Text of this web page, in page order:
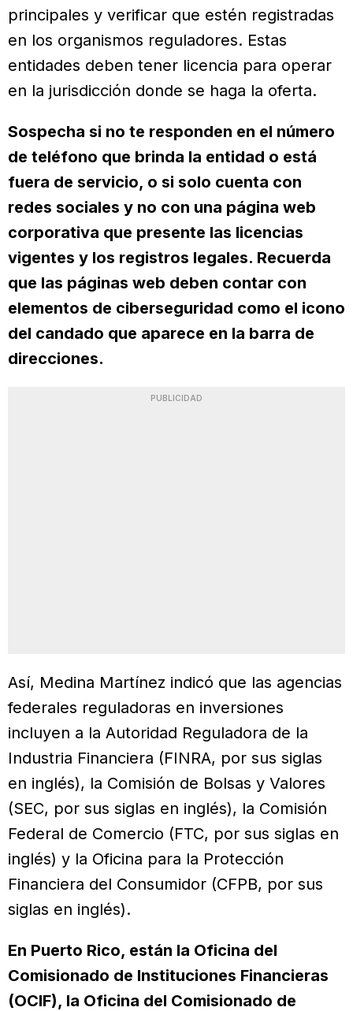
principales y verificar que estén registradas
en los organismos reguladores. Estas
entidades deben tener licencia para operar
en la jurisdicción donde se haga la oferta.
Sospecha si no te responden en el número
de teléfono que brinda la entidad o está
fuera de servicio, o si solo cuenta con
redes sociales y no con una página web
corporativa que presente las licencias
vigentes y los registros legales. Recuerda
que las páginas web deben contar con
elementos de ciberseguridad como el icono
del candado que aparece en la barra de
direcciones.
PUBLICIDAD
Así, Medina Martínez indicó que las agencias
federales reguladoras en inversiones
incluyen a la Autoridad Reguladora de la
Industria Financiera (FINRA, por sus siglas
en inglés), la Comisión de Bolsas y Valores
(SEC, por sus siglas en inglés), la Comisión
Federal de Comercio (FTC, por sus siglas en
inglés) y la Oficina para la Protección
Financiera del Consumidor (CFPB, por sus
siglas en inglés).
En Puerto Rico, están la Oficina del
Comisionado de Instituciones Financieras
(OCIF), la Oficina del Comisionado de